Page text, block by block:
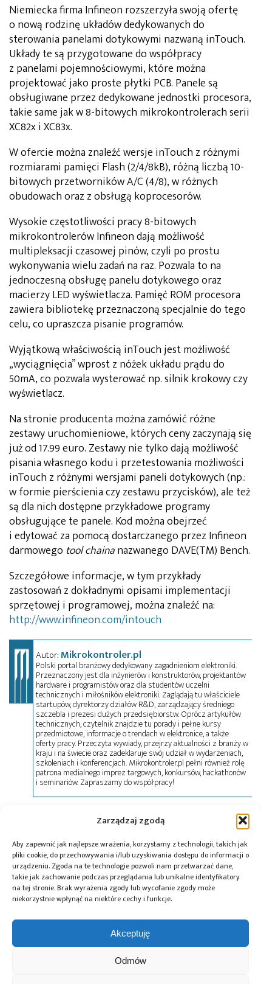
Zarządzaj zgodą
Aby zapewnić jak najlepsze wrażenia, korzystamy z technologii, takich jak
pliki cookie, do przechowywania i/lub uzyskiwania dostępu do informacji o
urządzeniu. Zgoda na te technologie pozwoli nam przetwarzać dane,
takie jak zachowanie podczas przeglądania lub unikalne identyfikatory
na tej stronie. Brak wyrażenia zgody lub wycofanie zgody może
niekorzystnie wpłynąć na niektóre cechy i funkcje.
Akceptuję
Odmów
Niemiecka firma Infineon rozszerzyła swoją ofertę
o nową rodzinę układów dedykowanych do
sterowania panelami dotykowymi nazwaną inTouch.
Układy te są przygotowane do współpracy
z panelami pojemnościowymi, które można
projektować jako proste płytki PCB. Panele są
obsługiwane przez dedykowane jednostki procesora,
takie same jak w 8-bitowych mikrokontrolerach serii
XC82x i XC83x.
W ofercie można znaleźć wersje inTouch z różnymi
rozmiarami pamięci Flash (2/4/8kB), różną liczbą 10-
bitowych przetworników A/C (4/8), w różnych
obudowach oraz z obsługą koprocesorów.
Wysokie częstotliwości pracy 8-bitowych
mikrokontrolerów Infineon dają możliwość
multipleksacji czasowej pinów, czyli po prostu
wykonywania wielu zadań na raz. Pozwala to na
jednoczesną obsługę panelu dotykowego oraz
macierzy LED wyświetlacza. Pamięć ROM procesora
zawiera bibliotekę przeznaczoną specjalnie do tego
celu, co upraszcza pisanie programów.
Wyjątkową właściwością inTouch jest możliwość
„wyciągnięcia” wprost z nóżek układu prądu do
50mA, co pozwala wysterować np. silnik krokowy czy
wyświetlacz.
Na stronie producenta można zamówić różne
zestawy uruchomieniowe, których ceny zaczynają się
już od 17.99 euro. Zestawy nie tylko dają możliwość
pisania własnego kodu i przetestowania możliwości
inTouch z różnymi wersjami paneli dotykowych (np.:
w formie pierścienia czy zestawu przycisków), ale też
są dla nich dostępne przykładowe programy
obsługujące te panele. Kod można obejrzeć
i edytować za pomocą dostarczanego przez Infineon
darmowego tool chainanazwanego DAVE(TM) Bench.
Szczegółowe informacje, w tym przykłady
zastosowań z dokładnymi opisami implementacji
sprzętowej i programowej, można znaleźć na:
http://www.infineon.com/intouch
Autor:Mikrokontroler.pl
Polski portal branżowy dedykowany zagadnieniom elektroniki.
Przeznaczony jest dla inżynierów i konstruktorów, projektantów
hardware i programistów oraz dla studentów uczelni
technicznych i miłośników elektroniki. Zaglądają tu właściciele
startupów, dyrektorzy działów R&D, zarządzający średniego
szczebla i prezesi dużych przedsiębiorstw. Oprócz artykułów
technicznych, czytelnik znajdzie tu porady i pełne kursy
przedmiotowe, informacje o trendach w elektronice, a także
oferty pracy. Przeczyta wywiady, przejrzy aktualności z branży w
kraju i na świecie oraz zadeklaruje swój udział w wydarzeniach,
szkoleniach i konferencjach. Mikrokontroler.pl pełni również rolę
patrona medialnego imprez targowych, konkursów, hackathonów
i seminariów. Zapraszamy do współpracy!
Infineon,news,PCB,podzespoły
Przeczytaj również:
Würth Elektronik
ICS wprowadza